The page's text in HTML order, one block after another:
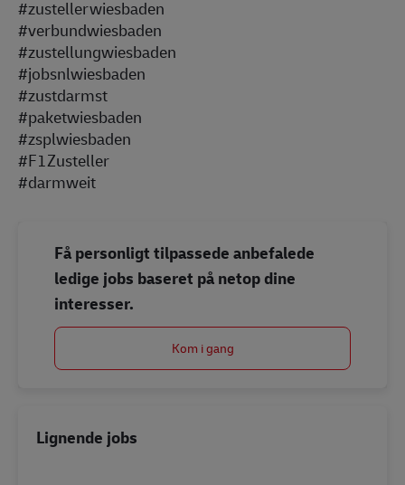
#zustellerwiesbaden
#verbundwiesbaden
#zustellungwiesbaden
#jobsnlwiesbaden
#zustdarmst
#paketwiesbaden
#zsplwiesbaden
#F1Zusteller
#darmweit
Få personligt tilpassede anbefalede
ledige jobs baseret på netop dine
interesser.
Kom i gang
Lignende jobs